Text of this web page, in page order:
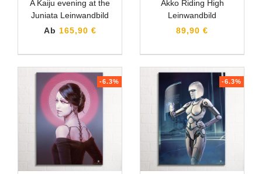
A Kaiju evening at the
Juniata Leinwandbild
Ab 165,90 €
Akko Riding High
Leinwandbild
89,90 €
-6.3% -6.3%